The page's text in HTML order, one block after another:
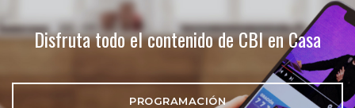
Disfruta todo el contenido de CBI en Casa
PROGRAMACIÓN